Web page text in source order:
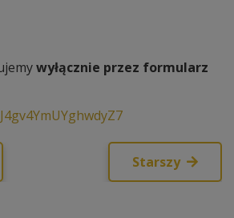
wyłącznie przez formularz
Starszy